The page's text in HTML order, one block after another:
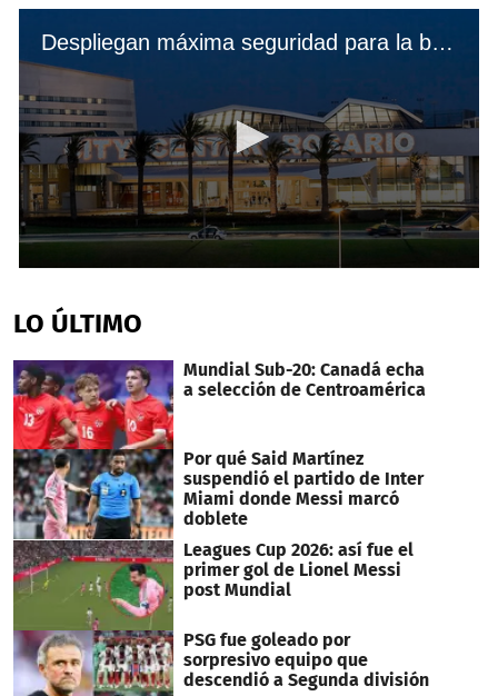
Despliegan máxima seguridad para la boda de Lionel Messi
of
1
44
seconds
LO ÚLTIMO
Mundial Sub-20: Canadá echa
a selección de Centroamérica
Por qué Said Martínez
suspendió el partido de Inter
Miami donde Messi marcó
doblete
Leagues Cup 2026: así fue el
primer gol de Lionel Messi
post Mundial
PSG fue goleado por
sorpresivo equipo que
descendió a Segunda división